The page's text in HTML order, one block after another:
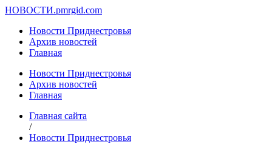
НОВОСТИ.pmrgid.com
Новости Приднестровья
Архив новостей
Главная
Новости Приднестровья
Архив новостей
Главная
Главная сайта
/
Новости Приднестровья